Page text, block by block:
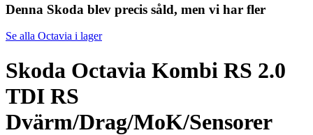
Denna Skoda blev precis såld, men vi har fler
Se alla Octavia i lager
Skoda Octavia Kombi RS 2.0
TDI RS
Dvärm/Drag/MoK/Sensorer